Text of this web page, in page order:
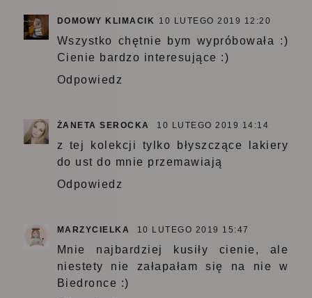
DOMOWY KLIMACIK 10 LUTEGO 2019 12:20
Wszystko chętnie bym wypróbowała :)
Cienie bardzo interesujące :)
Odpowiedz
ŻANETA SEROCKA 10 LUTEGO 2019 14:14
z tej kolekcji tylko błyszczące lakiery
do ust do mnie przemawiają
Odpowiedz
MARZYCIELKA 10 LUTEGO 2019 15:47
Mnie najbardziej kusiły cienie, ale
niestety nie załapałam się na nie w
Biedronce :)